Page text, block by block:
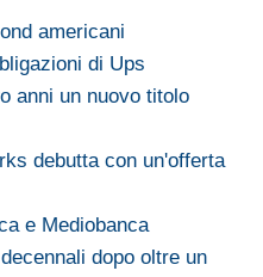
americani
di Ups
anni un nuovo titolo
debutta con un'offerta
e Mediobanca
dopo oltre un